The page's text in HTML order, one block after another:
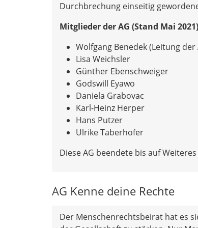
Durchbrechung einseitig
Mitglieder der AG (Stand Mai 2021)
Wolfgang Benedek (Leitung der
Lisa Weichsler
Günther Ebenschweiger
Godswill Eyawo
Daniela Grabovac
Karl-Heinz Herper
Hans Putzer
Ulrike Taberhofer
Diese AG beendete bis auf
AG Kenne deine Rechte
Der Menschenrechtsbeirat hat es